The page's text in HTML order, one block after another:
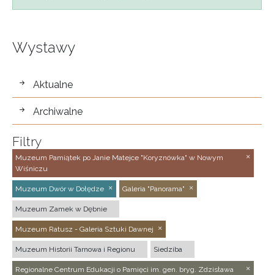
Wystawy
wystawy
Aktualne
Archiwalne
Filtry
Muzeum Pamiątek po Janie Matejce "Koryznówka" w Nowym
Wiśniczu
Muzeum Dwór w Dołędze Galeria "Panorama"
Muzeum Zamek w Dębnie
Muzeum Ratusz - Galeria Sztuki Dawnej
Muzeum Historii Tarnowa i Regionu Siedziba
Regionalne Centrum Edukacji o Pamięci im. gen. bryg. Zdzisława